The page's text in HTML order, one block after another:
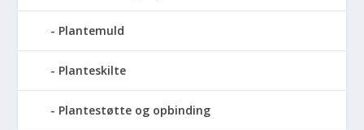
Plantemuld
Planteskilte
Plantestøtte og opbinding